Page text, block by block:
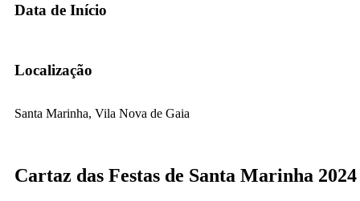
Data de Início
Localização
Santa Marinha, Vila Nova de Gaia
Cartaz das Festas de Santa Marinha 2024